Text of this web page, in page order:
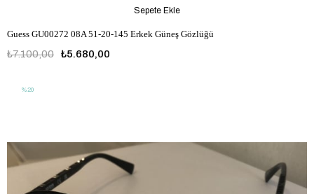
Guess GU00272 08A 51-20-145 Erkek Güneş Gözlüğü
₺5.680,00
₺7.100,00
Sepete Ekle
%20